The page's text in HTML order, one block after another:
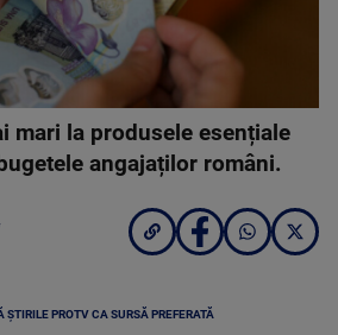
mari la produsele esențiale
angajaților români.
ȘTIRILE PROTV CA SURSĂ PREFERATĂ